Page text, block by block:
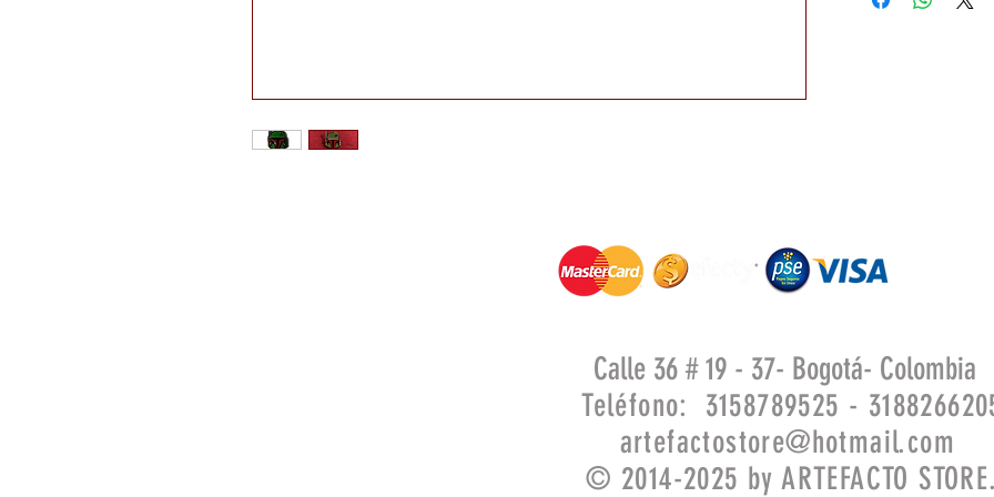
Calle 36 # 19 - 37- Bogotá- Colombia
Teléfono: 3158789525 -
artefactostore@hotmail.com
© 2014-2025 by ARTEFACTO